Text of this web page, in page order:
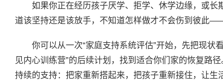
如果你正在经历孩子厌学、拒学、休学边缘，或
道该坚持还是该放手，不知道怎样做才不会伤到彼此
你可以从一次“家庭支持系统评估”开始，先把现状
见内心训练营”的后续计划，找到适合你们家的恢复路
持续的支持：把家重新搭起来，把孩子重新接住，让生